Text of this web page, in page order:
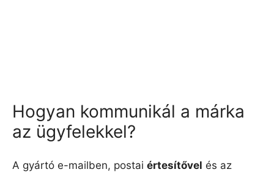
Hogyan kommunikál a márka
az ügyfelekkel?
A gyártó e-mailben, postai értesítővel és az